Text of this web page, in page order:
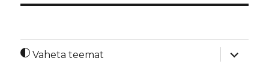
Vaheta teemat
laienda